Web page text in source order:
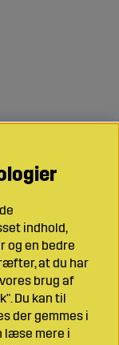
indhold,
og en bedre
at du har
brug af
Du kan til
der gemmes i
læse mere i